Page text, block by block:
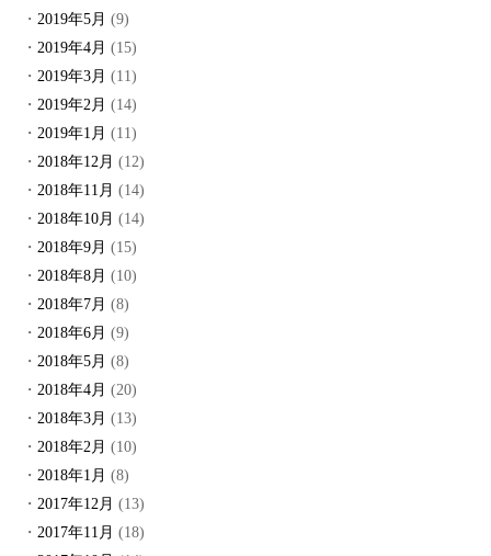
2019年5月 (9)
2019年4月 (15)
2019年3月 (11)
2019年2月 (14)
2019年1月 (11)
2018年12月 (12)
2018年11月 (14)
2018年10月 (14)
2018年9月 (15)
2018年8月 (10)
2018年7月 (8)
2018年6月 (9)
2018年5月 (8)
2018年4月 (20)
2018年3月 (13)
2018年2月 (10)
2018年1月 (8)
2017年12月 (13)
2017年11月 (18)